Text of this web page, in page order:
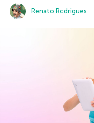
Renato Rodrigues